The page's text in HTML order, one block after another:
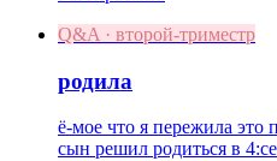
Q&A · второй-триместр
родила
ё-мое что я пережила это
сын решил родиться в